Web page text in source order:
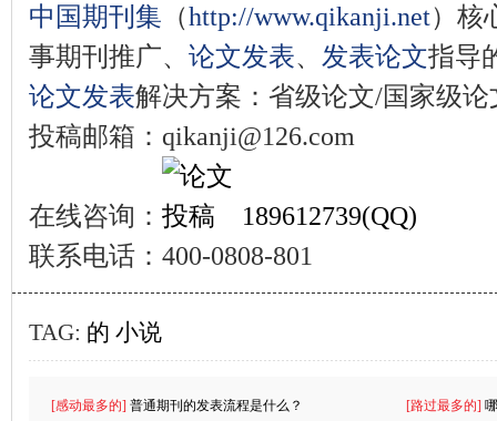
中国期刊集 （http://www.qikanji.net）核
事期刊推广、 论文发表、 发表论文指导
论文发表解决方案：省级论文/国家级
投稿邮箱：qikanji@126.com
在线咨询：
189612739(QQ)
联系电话：400-0808-801
TAG: 的 小说
[感动最多的] 普通期刊的发表流程是什么？ [路过最多的]